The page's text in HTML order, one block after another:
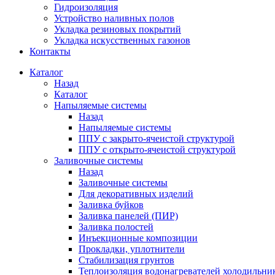
Гидроизоляция
Устройство наливных полов
Укладка резиновых покрытий
Укладка искусственных газонов
Контакты
Каталог
Назад
Каталог
Напыляемые системы
Назад
Напыляемые системы
ППУ с закрыто-ячеистой структурой
ППУ с открыто-ячеистой структурой
Заливочные системы
Назад
Заливочные системы
Для декоративных изделий
Заливка буйков
Заливка панелей (ПИР)
Заливка полостей
Инъекционные композиции
Прокладки, уплотнители
Стабилизация грунтов
Теплоизоляция водонагревателей